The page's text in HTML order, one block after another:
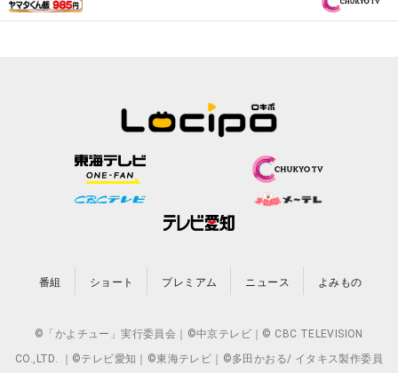
番組 ショート プレミアム ニュース よみもの
©「かよチュー」実行委員会｜©中京テレビ｜© CBC TELEVISION
CO.,LTD. ｜©テレビ愛知｜©東海テレビ｜©多田かおる/ イタキス製作委員